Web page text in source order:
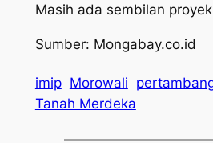
Masih ada sembilan
Sumber: Mongabay.co.id
imip Morowali
Tanah Merdeka